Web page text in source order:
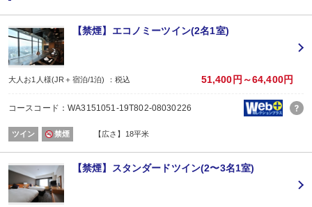
【禁煙】エコノミーツイン(2名1室)
大人お1人様(JR＋宿泊/1泊) ：税込 51,400円～64,400円
コースコード：WA3151051-19T802-08030226
ツイン 禁煙 【広さ】18平米
【禁煙】スタンダードツイン(2〜3名1室)